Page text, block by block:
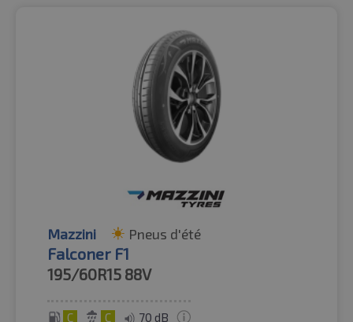
Mazzini Pneus d'été
Falconer F1
195/60R15 88V
C C 70 dB